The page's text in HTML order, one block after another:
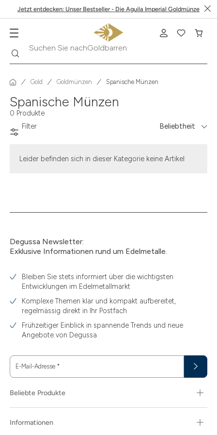
Jetzt entdecken: Unser Bestseller - Die Aguila Imperial Goldmünze
Suchen Sie nachGoldbarren
Gold Goldmünzen Spanische Münzen
Spanische Münzen
0 Produkte
Filter
Beliebtheit
Leider befinden sich in dieser Kategorie keine Artikel
Degussa Newsletter:
Exklusive Informationen rund um Edelmetalle.
Bleiben Sie stets informiert über die wichtigsten
Entwicklungen im Edelmetallmarkt
Komplexe Themen klar und kompakt aufbereitet,
regelmässig direkt in Ihr Postfach
Frühzeitiger Einblick in spannende Trends und neue
Angebote von Degussa
E-Mail-Adresse *
Beliebte Produkte
Informationen